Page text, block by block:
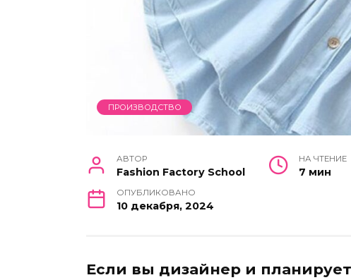
ПРОИЗВОДСТВО
АВТОР
Fashion Factory School
НА ЧТЕНИЕ
7 мин
ОПУБЛИКОВАНО
10 декабря, 2024
Если вы дизайнер и